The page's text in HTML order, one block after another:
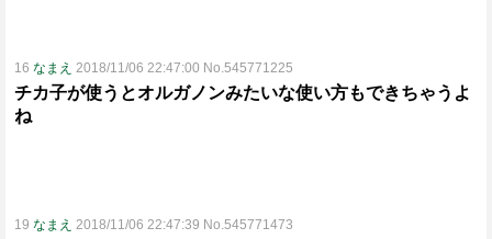
16 なまえ 2018/11/06 22:47:00 No.545771225
チカ子が使うとオルガノンみたいな使い方もできちゃうよ
ね
19 なまえ 2018/11/06 22:47:39 No.545771473